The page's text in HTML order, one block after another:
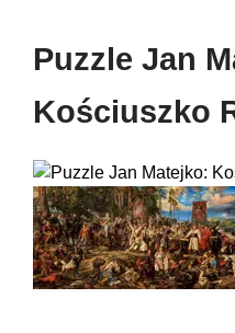
Puzzle Jan
Kościuszko